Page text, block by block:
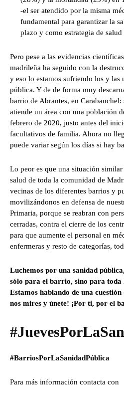
-el ser atendido por la misma
fundamental para garantizar la
plazo y como estrategia de
Pero pese a las evidencias
madrileña ha seguido con la
y eso lo estamos sufriendo los y las
pública. Y de de forma muy
barrio de Abrantes, en Carabanchel:
atiende un área con una población
febrero de 2020, justo antes del
facultativos de familia. Ahora no
puede variar según los días si hay
Lo peor es que una situación
salud de toda la comunidad de
vecinas de los diferentes barrios y
movilizándonos en defensa de
Primaria, porque se reabran con
cerradas, contra el cierre de los
para que aumente el personal en
enfermeras y resto de categorías,
Luchemos por una sanidad
sólo para el barrio, sino para
Estamos hablando de una cuestión
nos mires y únete! ¡Por ti, por el
#BarriosPorLaSanidadPública
Para más información contacta con